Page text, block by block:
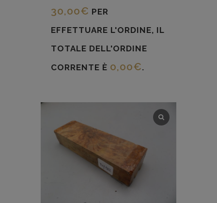
30,00€ PER
EFFETTUARE L'ORDINE, IL
TOTALE DELL'ORDINE
CORRENTE È 0,00€.